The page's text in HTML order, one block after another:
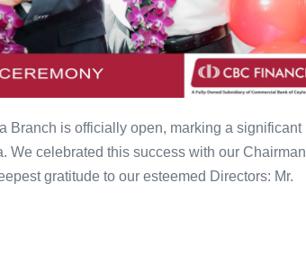
Branch is officially open, marking a significant
We celebrated this success with our Chairman
gratitude to our esteemed Directors: Mr.